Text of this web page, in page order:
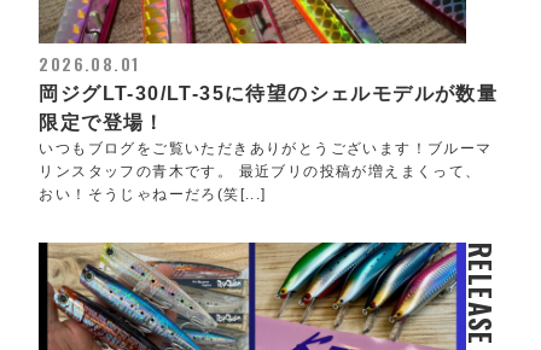
2026.08.01
岡ジグLT-30/LT-35に待望のシェルモデルが数量
限定で登場！
いつもブログをご覧いただきありがとうございます！ブルーマ
リンスタッフの青木です。 最近ブリの投稿が増えまくって、
おい！そうじゃねーだろ(笑[...]
RELEASE